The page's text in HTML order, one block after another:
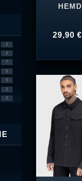
2
2
7
5
5
2
2
HEMD
29,90